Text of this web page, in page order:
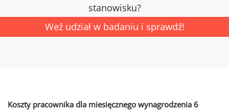
stanowisku?
Weź udział w badaniu i sprawdź!
Koszty pracownika dla miesięcznego wynagrodzenia 6